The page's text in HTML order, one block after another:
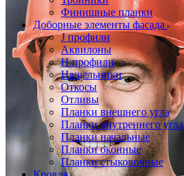
Финишные планки
Доборные элементы фасада
J профили
Аквилоны
Н профили
Нащельники
Откосы
Отливы
Планки внешнего угла
Планки внутреннего угла
Планки начальные
Планки оконные
Планки стыковочные